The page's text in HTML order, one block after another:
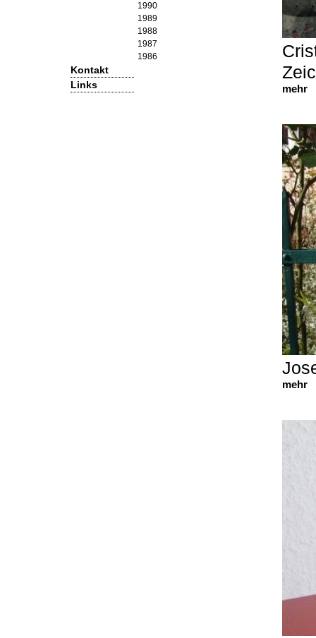
1990
1989
1988
1987
1986
Kontakt
Links
mehr
mehr